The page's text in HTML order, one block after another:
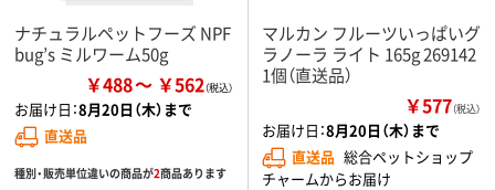
ナチュラルペットフーズ NPF
bug’s ミルワーム50g
￥488 ￥562
お届け日：8月20日（木）まで
直送品
種別・販売単位違いの商品が2商品あります
マルカン フルーツいっぱいグ
ラノーラ ライト 165g 269142
1個（直送品）
￥577（税込）
お届け日：8月20日（木）まで
直送品 総合ペットショップ
チャームからお届け